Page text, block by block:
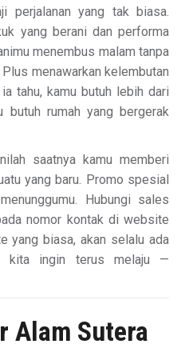
perjalanan yang tak biasa.
yang berani dan performa
menembus malam tanpa
menawarkan kelembutan
tahu, kamu butuh lebih dari
butuh rumah yang bergerak
saatnya kamu memberi
yang baru. Promo spesial
Hubungi sales
nomor kontak di website
yang biasa, akan selalu ada
kita ingin terus melaju —
Alam Sutera